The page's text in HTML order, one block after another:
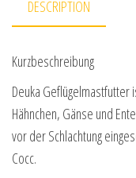
DESCRIPTION
Kurzbeschreibung
Deuka
Hähnchen, Gänse und
vor der Schlachtung
Cocc.